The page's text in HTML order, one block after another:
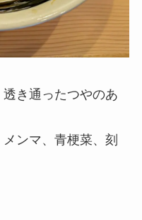
き通ったつやのあ
ンマ、青梗菜、刻